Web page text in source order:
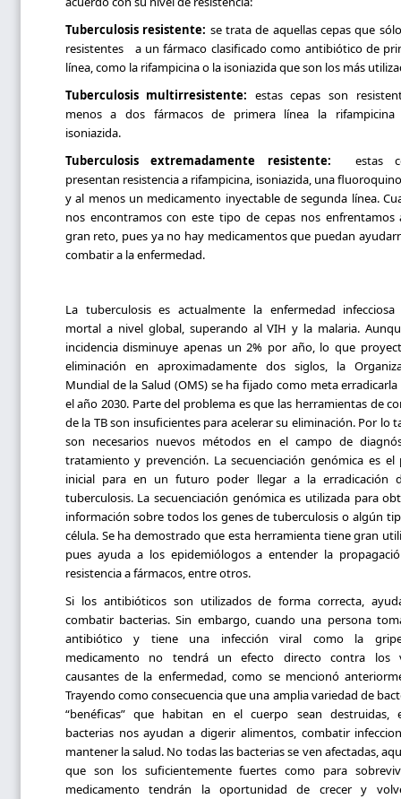
Tuberculosis resistente: se trata de aquellas cepas que
resistentes a un fármaco clasificado como antibiótico de
línea, como la rifampicina o la isoniazida que son los más
Tuberculosis multirresistente: estas cepas son
menos a dos fármacos de primera línea la rifampicina
isoniazida.
Tuberculosis extremadamente resistente: estas
presentan resistencia a rifampicina, isoniazida, una
y al menos un medicamento inyectable de segunda línea.
nos encontramos con este tipo de cepas nos enfrentamos
gran reto, pues ya no hay medicamentos que puedan
combatir a la enfermedad.
La tuberculosis es actualmente la enfermedad infecciosa
mortal a nivel global, superando al VIH y la malaria.
incidencia disminuye apenas un 2% por año, lo que
eliminación en aproximadamente dos siglos, la
Mundial de la Salud (OMS) se ha fijado como meta erradicarla
el año 2030. Parte del problema es que las herramientas de
de la TB son insuficientes para acelerar su eliminación. Por lo
son necesarios nuevos métodos en el campo de
tratamiento y prevención. La secuenciación genómica es el
inicial para en un futuro poder llegar a la erradicación
tuberculosis. La secuenciación genómica es utilizada para
información sobre todos los genes de tuberculosis o algún
célula. Se ha demostrado que esta herramienta tiene gran
pues ayuda a los epidemiólogos a entender la
resistencia a fármacos, entre otros.
Si los antibióticos son utilizados de forma correcta,
combatir bacterias. Sin embargo, cuando una persona
antibiótico y tiene una infección viral como la
medicamento no tendrá un efecto directo contra los
causantes de la enfermedad, como se mencionó
Trayendo como consecuencia que una amplia variedad de
“benéficas” que habitan en el cuerpo sean destruidas,
bacterias nos ayudan a digerir alimentos, combatir
mantener la salud. No todas las bacterias se ven afectadas,
que son los suficientemente fuertes como para
medicamento tendrán la oportunidad de crecer y